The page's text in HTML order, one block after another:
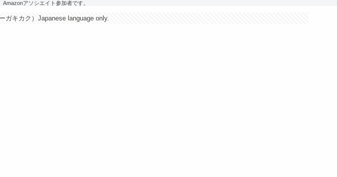
アソシエイト参加者です。
ガキカク）Japanese language only.